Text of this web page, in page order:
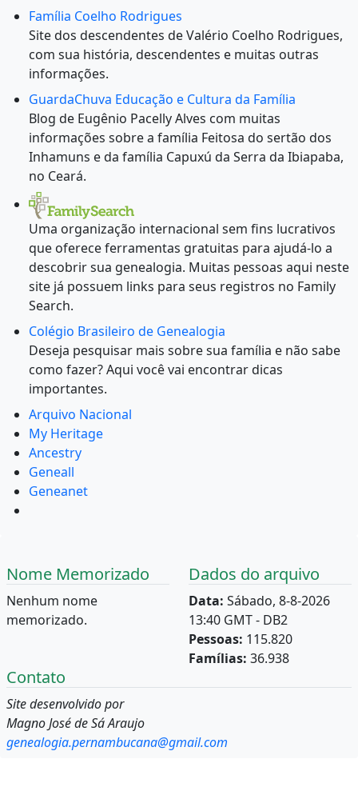
Família Coelho Rodrigues
Site dos descendentes de Valério Coelho Rodrigues,
com sua história, descendentes e muitas outras
informações.
GuardaChuva Educação e Cultura da Família
Blog de Eugênio Pacelly Alves com muitas
informações sobre a família Feitosa do sertão dos
Inhamuns e da família Capuxú da Serra da Ibiapaba,
no Ceará.
Uma organização internacional sem fins lucrativos
que oferece ferramentas gratuitas para ajudá-lo a
descobrir sua genealogia. Muitas pessoas aqui neste
site já possuem links para seus registros no Family
Search.
Colégio Brasileiro de Genealogia
Deseja pesquisar mais sobre sua família e não sabe
como fazer? Aqui você vai encontrar dicas
importantes.
Arquivo Nacional
My Heritage
Ancestry
Geneall
Geneanet
Nome Memorizado
Nenhum nome
memorizado.
Dados do arquivo
Data: Sábado, 8-8-2026
13:40 GMT - DB2
Pessoas: 115.820
Famílias: 36.938
Contato
Site desenvolvido por
Magno José de Sá Araujo
genealogia.pernambucana@gmail.com